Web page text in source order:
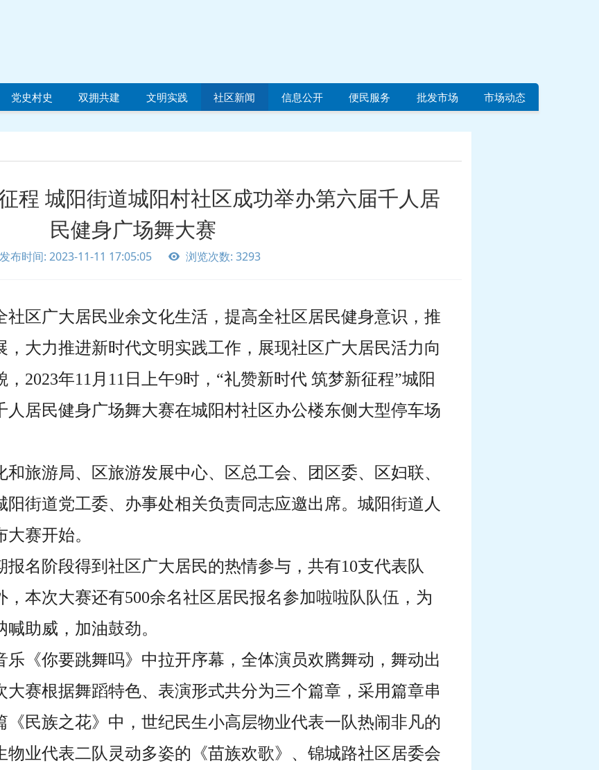
党史村史 双拥共建 文明实践 社区新闻 信息公开 便民服务 批发市场 市场动态
程 城阳街道城阳村社区成功举办第六届千人居
民健身广场舞大赛
发布时间: 2023-11-11 17:05:05 浏览次数: 3293
区广大居民业余文化生活， 提高全社区居民健身意识， 推
，大力推进新时代文明实践工作，展现社区广大居民活力向
2023年11月11日上午9时，“礼赞新时代 筑梦新征程”城阳
人居民健身广场舞大赛在城阳村社区办公楼东侧大型停车场
和旅游局、区旅游发展中心、区总工会、团区委、区妇联、
阳街道党工委、办事处相关负责同志应邀出席。城阳街道人
赛开始。
报名阶段得到社区广大居民的热情参与，共有10支代表队
，本次大赛还有500余名社区居民报名参加啦啦队队伍，为
助威，加油鼓劲。
乐《你要跳舞吗》中拉开序幕，全体演员欢腾舞动，舞动出
大赛根据舞蹈特色、表演形式共分为三个篇章，采用篇章串
《民族之花》中，世纪民生小高层物业代表一队热闹非凡的
物业代表二队灵动多姿的《苗族欢歌》、锦城路社区居委会